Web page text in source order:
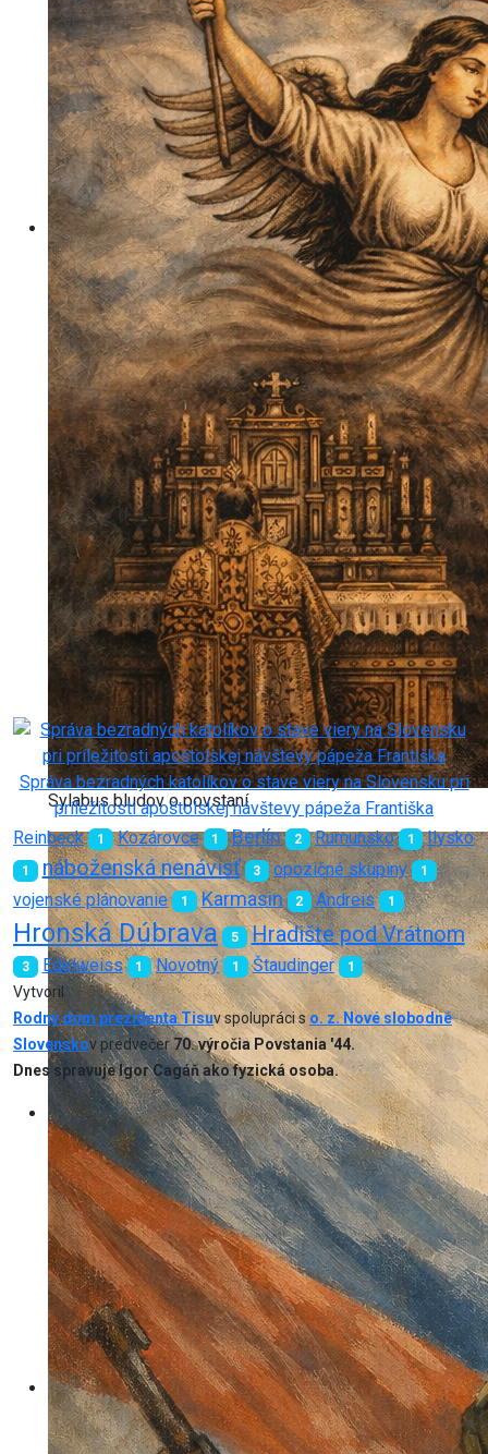
Sylabus bludov o povstaní
Správa bezradných katolíkov o stave viery na Slovensku pri
príležitosti apoštolskej návštevy pápeža Františka
Reinbeck
1 Kozárovce 1 Berlín 2 Rumunsko 1 Ilysko
1 náboženská nenávisť 3 opozičné skupiny 1
vojenské plánovanie 1 Karmasin 2 Andreis 1
Hronská Dúbrava 5 Hradište pod Vrátnom
3 Edelweiss 1 Novotný 1 Štaudinger 1
Vytvoril
Rodný dom prezidenta Tisuv spolupráci so. z. Nové slobodné
Slovenskov predvečer70. výročia Povstania '44.
Dnes spravuje Igor Cagáň ako fyzická osoba.